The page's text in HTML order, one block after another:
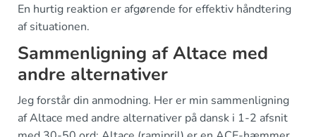
En hurtig reaktion er afgørende for effektiv håndtering
af situationen.
Sammenligning af Altace med
andre alternativer
Jeg forstår din anmodning. Her er min sammenligning
af Altace med andre alternativer på dansk i 1-2 afsnit